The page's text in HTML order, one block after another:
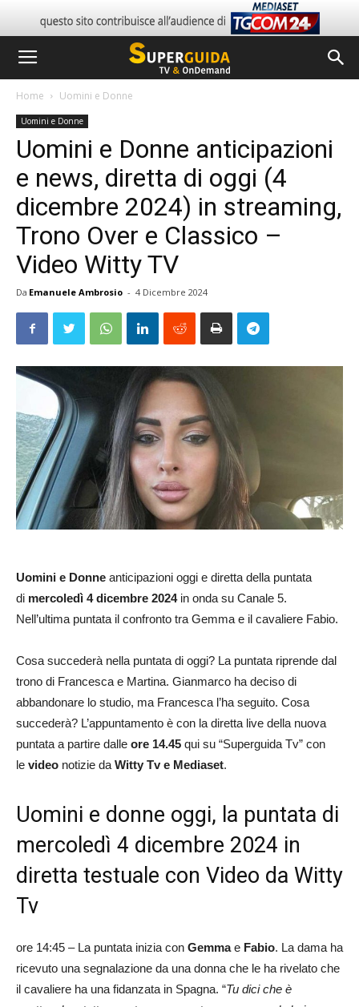
Home Uomini e Donne
Uomini e Donne
Uomini e Donne anticipazioni
e news, diretta di oggi (4
dicembre 2024) in streaming,
Trono Over e Classico –
Video Witty TV
Da Emanuele Ambrosio - 4 Dicembre 2024
Uomini e Donne anticipazioni oggi e diretta della puntata
di mercoledì 4 dicembre 2024 in onda su Canale 5.
Nell’ultima puntata il confronto tra Gemma e il cavaliere Fabio.
Cosa succederà nella puntata di oggi? La puntata riprende dal
trono di Francesca e Martina. Gianmarco ha deciso di
abbandonare lo studio, ma Francesca l’ha seguito. Cosa
succederà? L’appuntamento è con la diretta live della nuova
puntata a partire dalle ore 14.45 qui su “Superguida Tv” con
le video notizie da Witty Tv e Mediaset.
Uomini e donne oggi, la puntata di
mercoledì 4 dicembre 2024 in
diretta testuale con Video da Witty
Tv
ore 14:45 – La puntata inizia con Gemmae Fabio. La dama ha
ricevuto una segnalazione da una donna che le ha rivelato che
il cavaliere ha una fidanzata in Spagna. “Tu dici che è